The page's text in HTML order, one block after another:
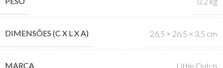
DIMENSÕES (C X L X A) 26,5 × 26,5 × 3,5 cm
MARCA Little Dutch